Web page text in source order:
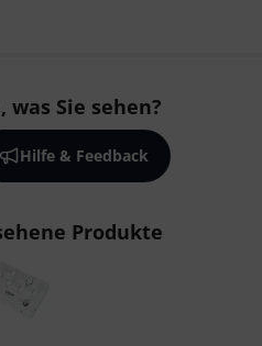
Sie sehen?
Hilfe & Feedback
Produkte